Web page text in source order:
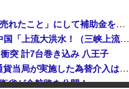
中国、止められないEV製造 売れず在庫山積み「売れたこと」にして補助金を騙し取る事案を思いつきが横行
中国「台風接近！」台風13号「三峡直撃予測」中国「上流大洪水！（三峡上流」中国都市「8/5の映像（動画」三峡ダム「緊急放流（決壊危機」中国「下流大水害（震え声」→
突 計7台巻き込み 八王子
岸田文雄元首相「円安を阻止するために日米の通貨当局が実施した為替介入は一時しのぎに過ぎない」
省が全航路を公開！